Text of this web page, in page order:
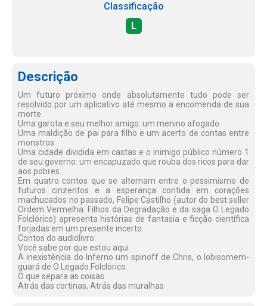
Classificação
L
Descrição
Um futuro próximo onde absolutamente tudo pode ser
resolvido por um aplicativo até mesmo a encomenda de sua
morte.
Uma garota e seu melhor amigo: um menino afogado.
Uma maldição de pai para filho e um acerto de contas entre
monstros.
Uma cidade dividida em castas e o inimigo público número 1
de seu governo: um encapuzado que rouba dos ricos para dar
aos pobres.
Em quatro contos que se alternam entre o pessimismo de
futuros cinzentos e a esperança contida em corações
machucados no passado, Felipe Castilho (autor do best seller
Ordem Vermelha: Filhos da Degradação e da saga O Legado
Folclórico) apresenta histórias de fantasia e ficção científica
forjadas em um presente incerto.
Contos do audiolivro:
Você sabe por que estou aqui
A inexistência do Inferno um spinoff de Chris, o lobisomem-
guará de O Legado Folclórico.
O que separa as coisas
Atrás das cortinas, Atrás das muralhas